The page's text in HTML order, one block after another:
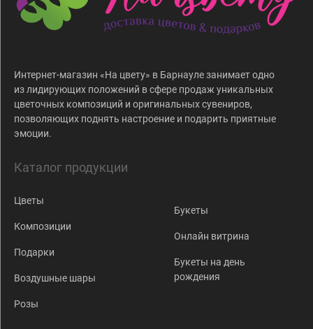
Интернет-магазин «На цвету» в Барнауле занимает одно
из лидирующих положений в сфере продаж уникальных
цветочных композиций и оригинальных сувениров,
позволяющих поднять настроение и подарить приятные
эмоции.
Каталог продукции
Цветы
Композиции
Подарки
Воздушные шары
Розы
Букеты
Онлайн витрина
Букеты на день
рождения